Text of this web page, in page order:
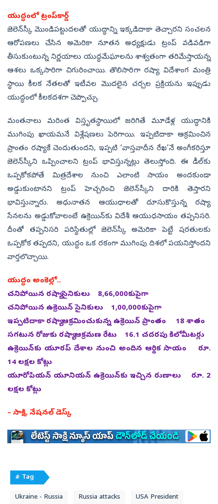
యుద్ధంలో ట్రంప్‌కార్డ్‌
జెలెన్‌స్కీ మొండిపట్టుదలతో యుద్ధాన్ని ఇక్కడిదాకా తెచ్చారని సంచలన
ఆరోపణలు చేసిన అమెరికా నూతన అధ్యక్షుడు ట్రంప్‌ వడివడిగా
తీసుకుంటున్న నిర్ణయాలు యుద్ధమేఘాలను శాశ్వతంగా తరిమేస్తాయన్న
ఆశలు ఒక్కసారిగా చిగురించాయి. తొలిసారిగా రష్యా విదేశాంగ మంత్రి
స్థాయి కీలక నేతలతో ఇటీవల మొదలైన చర్చల ప్రక్రియను ఇప్పుడు
యుద్ధంలో కీలకదశగా చెప్పొచ్చు.
మంతనాలు మరింత విస్తృతస్థాయిలో జరిగితే మూడేళ్ల యుద్ధానికి
ముగింపు ఖాయమనే విశ్లేషణలు పెరిగాయి. ఇప్పటిదాకా ఆక్రమించిన
ప్రాంతం రష్యాకే చెందుతుందని, ఇప్పటి ‘వాస్తవాదీన రేఖ’నే అంగీకరిస్తూ
జెలెన్‌స్కీని ఒప్పించాలని ట్రంప్‌ భావిస్తున్నట్లు తెలుస్తోంది. ఈ డీల్‌కు
ఒప్పకోకపోతే మిత్రదేశాల నుంచి ఎలాంటి సాయం అందకుండా
అడ్డుకుంటానని ట్రంప్‌ హెచ్చరించి జెలెన్‌స్కీని దారికి తెస్తారని
భావిస్తున్నారు. అధునాతన ఆయుధాలతో దూసుకొస్తున్న రష్యా
సేనలను అడ్డుకోవాలంటే ఉక్రెయిన్‌కు విదేశీ ఆయుధసాయం తప్పనిసరి.
దీంతో తప్పనిసరి పరిస్థితుల్లో జెలెన్‌స్కీ అమెరికా పెట్టే షరతులకు
ఒప్పకోక తప్పదని, యుద్ధం ఒక రకంగా ముగింపు దిశలో పయనిస్తోందని
వార్తలొచ్చాయి.
యుద్ధం అంకెల్లో..
చనిపోయిన రష్యా సైనికులు 8,66,000కుపైగా
చనిపోయిన ఉక్రెయిన్‌ సైనికులు 1,00,000కుపైగా
ఇప్పటిదాకా రష్యా ఆక్రమించుకున్న ఉక్రెయిన్‌ ప్రాంతం 18 శాతం
సగటున రోజుకు రష్యా ఆక్రమణ రేటు 16.1 చదరపు కిలోమీటర్లు
ఉక్రెయిన్‌కు యూరప్‌ దేశాల నుంచి అందిన ఆర్థిక సాయం రూ.
14 లక్షల కోట్లు
యూరోపియన్‌ యూనియన్‌ ఉక్రెయిన్‌కు ఇచ్చిన రుణాలు రూ. 2
లక్షల కోట్లు
– సాక్షి, నేషనల్‌ డెస్క్‌
# Tag
Ukraine - Russia Russia attacks USA President